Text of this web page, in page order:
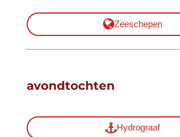
Zeeschepen
Dag-
avondtochten
Hydrograaf